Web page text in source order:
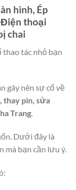
hình, Ép
Điện thoại
chai
tác nhỏ bạn
gây nên sự cố về
thay pin, sửa
Trang.
Dưới đây là
mà bạn cần lưu ý.